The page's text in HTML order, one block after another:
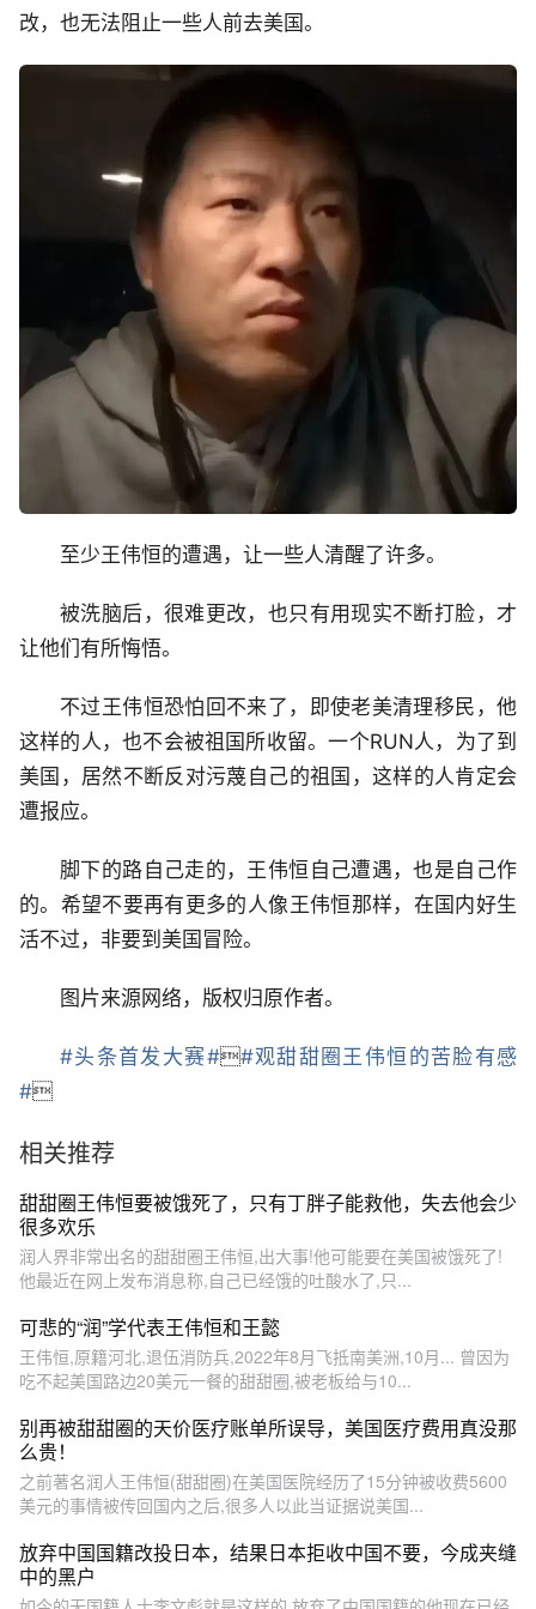
改，也无法阻止一些人前去美国。
至少王伟恒的遭遇，让一些人清醒了许多。
被洗脑后，很难更改，也只有用现实不断打脸，才
让他们有所悔悟。
不过王伟恒恐怕回不来了，即使老美清理移民，他
这样的人，也不会被祖国所收留。一个RUN人，为了到
美国，居然不断反对污蔑自己的祖国，这样的人肯定会
遭报应。
脚下的路自己走的，王伟恒自己遭遇，也是自己作
的。希望不要再有更多的人像王伟恒那样，在国内好生
活不过，非要到美国冒险。
图片来源网络，版权归原作者。
#头条首发大赛##观甜甜圈王伟恒的苦脸有感
#
相关推荐
甜甜圈王伟恒要被饿死了，只有丁胖子能救他，失去他会少
很多欢乐
润人界非常出名的甜甜圈王伟恒,出大事!他可能要在美国被饿死了!
他最近在网上发布消息称,自己已经饿的吐酸水了,只...
可悲的“润”学代表王伟恒和王懿
王伟恒,原籍河北,退伍消防兵,2022年8月飞抵南美洲,10月... 曾因为
吃不起美国路边20美元一餐的甜甜圈,被老板给与10...
别再被甜甜圈的天价医疗账单所误导，美国医疗费用真没那
么贵！
之前著名润人王伟恒(甜甜圈)在美国医院经历了15分钟被收费5600
美元的事情被传回国内之后,很多人以此当证据说美国...
放弃中国国籍改投日本，结果日本拒收中国不要，今成夹缝
中的黑户